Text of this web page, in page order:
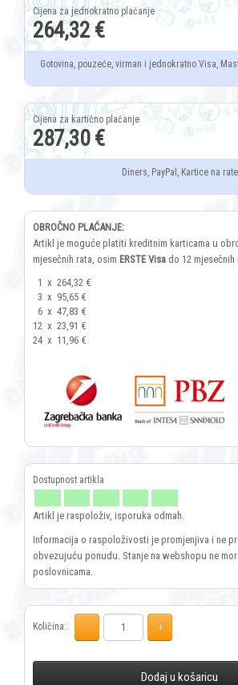
264,32 €
Gotovina, pouzeće, virman i jednokratno Visa,
287,30 €
Diners, PayPal, Kartice na rate
OBROČNO PLAĆANJE:
Artikl je moguće platiti kreditnim karticama u
mjesečnih rata, osim ERSTE Visa do 12 mjesečnih
1 x 264,32 €
3 x 95,65 €
6 x 47,83 €
12 x 23,91 €
24 x 11,96 €
Artikl je raspoloživ, isporuka odmah.
Informacija o raspoloživosti je promjenjiva i ne
obvezujuću ponudu. Stanje na webshopu ne
poslovnicama.
Količina:
Dodaj u košaricu